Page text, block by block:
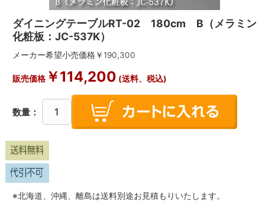
ダイニングテーブルRT-02 180cm B（メラミン
化粧板：JC-537K）
メーカー希望小売価格￥190,300
販売価格￥114,200 (送料、税込)
数量：
※北海道、沖縄、離島は送料別途お見積もりいたします。